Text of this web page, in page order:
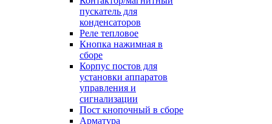
пускатель для
конденсаторов
Реле тепловое
Кнопка нажимная в
сборе
Корпус постов для
установки аппаратов
управления и
сигнализации
Пост кнопочный в сборе
Арматура